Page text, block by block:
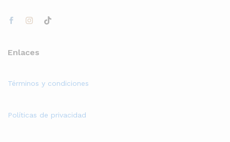
Enlaces
Términos y condiciones
Políticas de privacidad